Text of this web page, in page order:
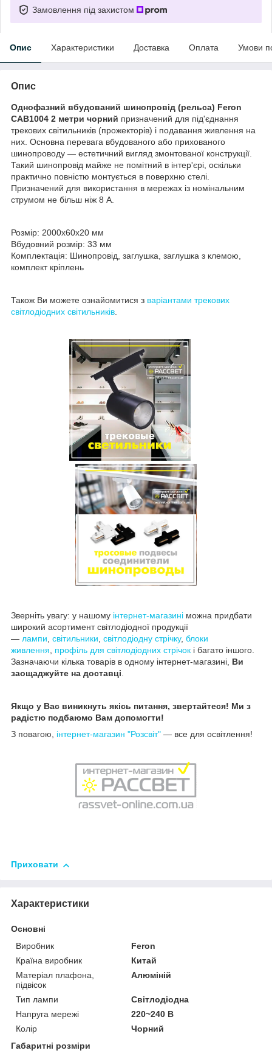
Замовлення під захистом
Опис Характеристики Доставка Оплата Умови
Опис
Однофазний вбудований шинопровід (рельса) Feron
CAB1004 2 метри чорний призначений для під'єднання
трекових світильників (прожекторів) і подавання живлення на
них. Основна перевага вбудованого або прихованого
шинопроводу — естетичний вигляд змонтованої конструкції.
Такий шинопровід майже не помітний в інтер'єрі, оскільки
практично повністю монтується в поверхню стелі.
Призначений для використання в мережах із номінальним
струмом не більш ніж 8 А.
Розмір: 2000х60х20 мм
Вбудовний розмір: 33 мм
Комплектація: Шинопровід, заглушка, заглушка з клемою,
комплект кріплень
Також Ви можете ознайомитися з варіантами трекових
світлодіодних світильників
Зверніть увагу: у нашому інтернет-магазині можна придбати
широкий асортимент світлодіодної продукції
— лампи світильники світлодіодну стрічку, блоки
живлення
профіль для світлодіодних стрічок і багато іншого.
Зазначаючи кілька товарів в одному інтернет-магазині, Ви
заощаджуйте на доставці
Якщо у Вас виникнуть якісь питання, звертайтеся! Ми з
радістю подбаюмо Вам допомогти!
З повагою, інтернет-магазин "Розсвіт" — все для освітлення!
Приховати
Характеристики
Основні
Виробник
Feron
Країна виробник
Китай
Матеріал плафона,
підвісок
Алюміній
Тип лампи
Світлодіодна
Напруга мережі
220~240 В
Колір
Чорний
Габаритні розміри